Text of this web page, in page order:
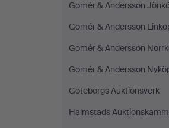
Gomér & Andersson
Gomér & Andersson
Gomér & Andersson
Gomér & Andersson
Göteborgs Auktionsverk
Halmstads